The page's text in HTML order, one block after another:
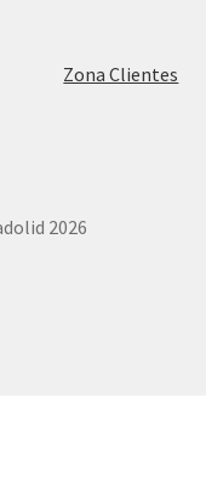
Zona Clientes
2026